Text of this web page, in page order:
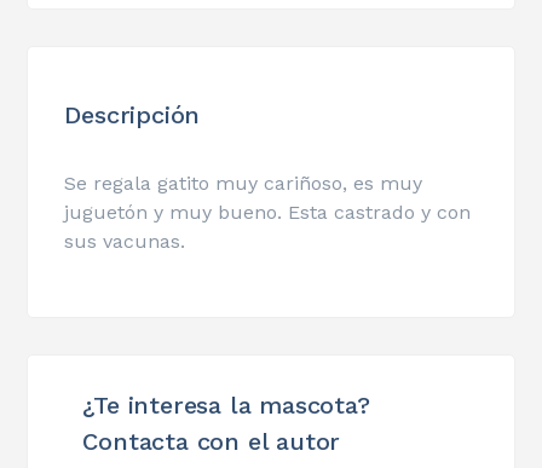
Descripción
Se regala gatito muy cariñoso, es muy
juguetón y muy bueno. Esta castrado y con
sus vacunas.
¿Te interesa la mascota?
Contacta con el autor